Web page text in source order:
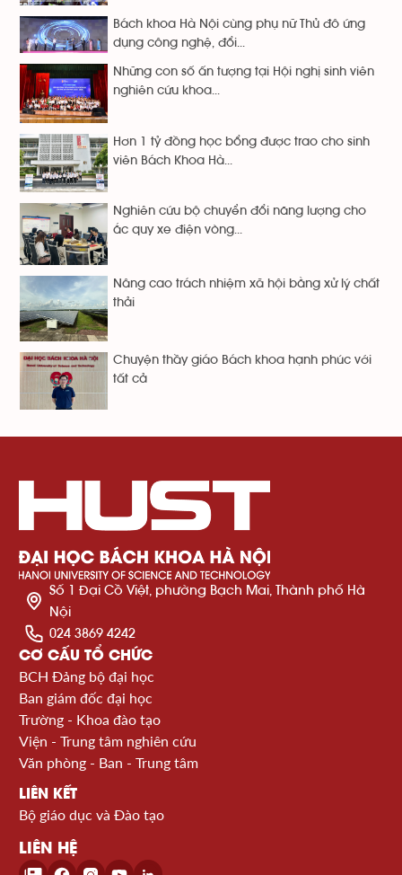
Bách khoa Hà Nội cùng phụ nữ Thủ đô ứng
dụng công nghệ, đổi...
Những con số ấn tượng tại Hội nghị sinh viên
nghiên cứu khoa...
Hơn 1 tỷ đồng học bổng được trao cho sinh
viên Bách Khoa Hà...
Nghiên cứu bộ chuyển đổi năng lượng cho
ắc quy xe điện vòng...
Nâng cao trách nhiệm xã hội bằng xử lý chất
thải
Chuyện thầy giáo Bách khoa hạnh phúc với
tất cả
Số 1 Đại Cồ Việt, phường Bạch Mai, Thành phố Hà
Nội
024 3869 4242
CƠ CẤU TỔ CHỨC
BCH Đảng bộ đại học
Ban giám đốc đại học
Trường - Khoa đào tạo
Viện - Trung tâm nghiên cứu
Văn phòng - Ban - Trung tâm
LIÊN KẾT
Bộ giáo dục và Đào tạo
LIÊN HỆ